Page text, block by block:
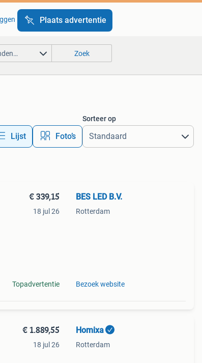
Plaats advertentie
Zoek
Lijst Foto’s
Sorteer op
€ 339,15
18 jul 26
Topadvertentie
BES LED B.V.
Rotterdam
Bezoek website
€ 1.889,55
18 jul 26
Homixa
Rotterdam